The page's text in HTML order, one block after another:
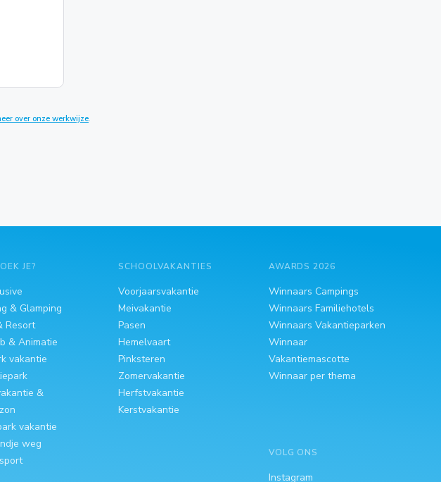
over onze werkwijze.
JE?
& Glamping
Resort
& Animatie
vakantie
&
vakantie
weg
SCHOOLVAKANTIES
Voorjaarsvakantie
Meivakantie
Pasen
Hemelvaart
Pinksteren
Zomervakantie
Herfstvakantie
Kerstvakantie
AWARDS 2026
Winnaars Campings
Winnaars Familiehotels
Winnaars Vakantieparken
Winnaar
Vakantiemascotte
Winnaar per thema
VOLG ONS
Instagram